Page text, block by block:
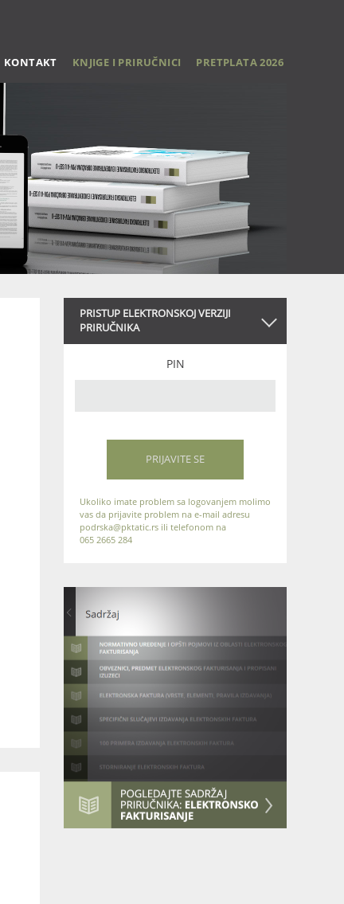
KONTAKT KNJIGE I PRIRUČNICI PRETPLATA 2026
PRISTUP ELEKTRONSKOJ VERZIJI
PRIRUČNIKA
PIN
PRIJAVITE SE
Ukoliko imate problem sa logovanjem molimo
vas da prijavite problem na e-mail adresu
podrska@pktatic.rs ili telefonom na
065 2665 284